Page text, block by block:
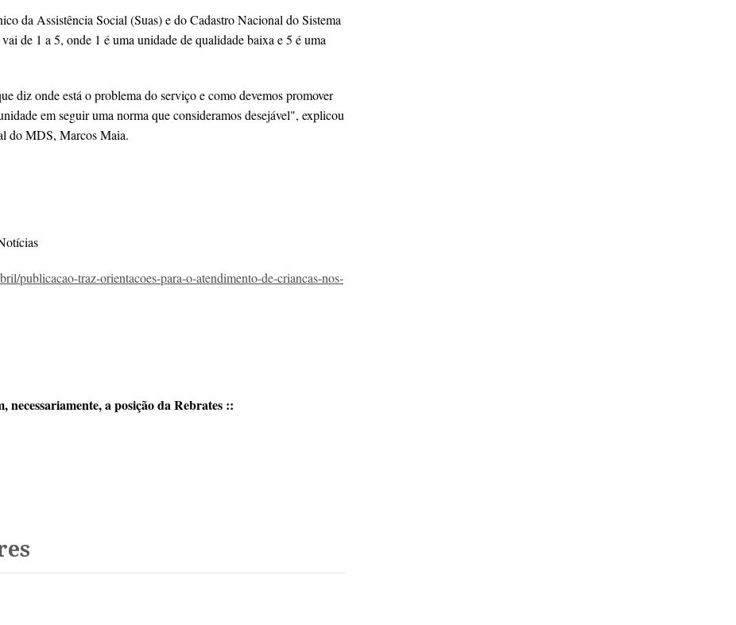
da Assistência Social (Suas) e do Cadastro Nacional do Sistema
de 1 a 5, onde 1 é uma unidade de qualidade baixa e 5 é uma
diz onde está o problema do serviço e como devemos promover
em seguir uma norma que consideramos desejável", explicou
do MDS, Marcos Maia.
publicacao-traz-orientacoes-para-o-atendimento-de-criancas-nos-
a posição da Rebrates ::